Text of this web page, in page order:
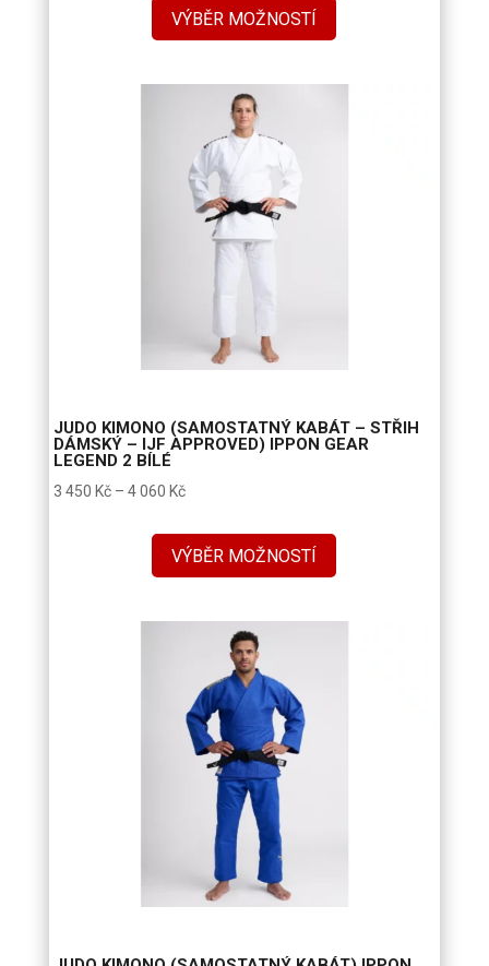
4
210 Kč
820 Kč
VÝBĚR MOŽNOSTÍ
JUDO KIMONO (SAMOSTATNÝ KABÁT – STŘIH
DÁMSKÝ – IJF APPROVED) IPPON GEAR
LEGEND 2 BÍLÉ
3 450 Kč – 4 060 KčRozpětí
3
450 Kč
060 Kč
VÝBĚR MOŽNOSTÍ